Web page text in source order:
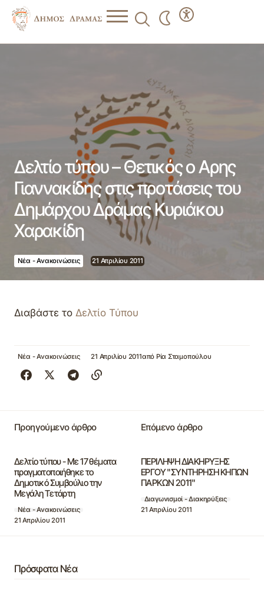
Δελτίο τύπου – Θετικός ο Αρης
Γιαννακίδης στις προτάσεις του
Δημάρχου Δράμας Κυριάκου
Χαρακίδη
Νέα - Ανακοινώσεις 21 Απριλίου 2011
Διαβάστε το Δελτίο Τύπου
Νέα - Ανακοινώσεις 21 Απριλίου 2011από Ρία Σταμοπούλου
Προηγούμενο άρθρο
Δελτίο τύπου - Με 17 θέματα
πραγματοποιήθηκε το
Δημοτικό Συμβούλιο την
Μεγάλη Τετάρτη
Νέα - Ανακοινώσεις
21 Απριλίου 2011
Επόμενο άρθρο
ΠΕΡΙΛΗΨΗ ΔΙΑΚΗΡΥΞΗΣ
ΕΡΓΟΥ "ΣΥΝΤΗΡΗΣΗ ΚΗΠΩΝ
ΠΑΡΚΩΝ 2011"
Διαγωνισμοί - Διακηρύξεις
21 Απριλίου 2011
Πρόσφατα Νέα